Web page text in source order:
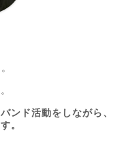
ンド活動をしながら、
。